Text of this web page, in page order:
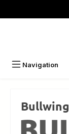
Zum Hauptinhalt
Navigation